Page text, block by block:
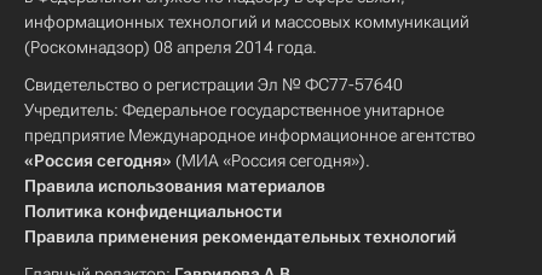
информационных технологий и массовых коммуникаций
(Роскомнадзор) 08 апреля 2014 года.
Свидетельство о регистрации Эл № ФС77-57640
Учредитель: Федеральное государственное унитарное
предприятие Международное информационное агентство
«Россия сегодня» (МИА «Россия сегодня»).
Правила использования материалов
Политика конфиденциальности
Правила применения рекомендательных технологий